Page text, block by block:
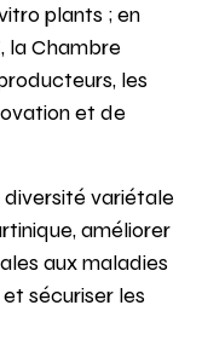
plants ; en
la Chambre
les
et de
variétale
améliorer
aux maladies
sécuriser les